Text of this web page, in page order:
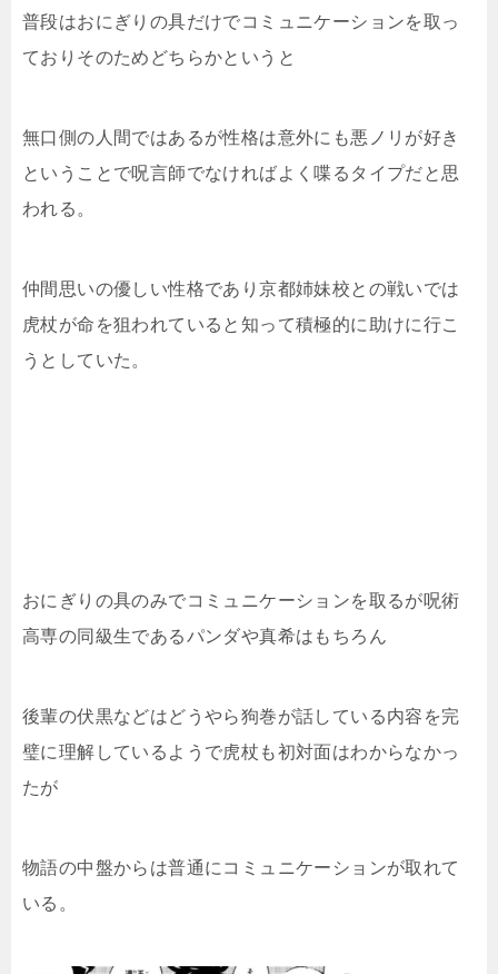
普段はおにぎりの具だけでコミュニケーションを取っ
ておりそのためどちらかというと
無口側の人間ではあるが性格は意外にも悪ノリが好き
ということで呪言師でなければよく喋るタイプだと思
われる。
仲間思いの優しい性格であり京都姉妹校との戦いでは
虎杖が命を狙われていると知って積極的に助けに行こ
うとしていた。
おにぎりの具のみでコミュニケーションを取るが呪術
高専の同級生であるパンダや真希はもちろん
後輩の伏黒などはどうやら狗巻が話している内容を完
璧に理解しているようで虎杖も初対面はわからなかっ
たが
物語の中盤からは普通にコミュニケーションが取れて
いる。